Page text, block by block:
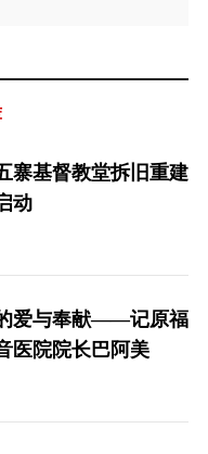
寨基督教堂拆旧重建
动
爱与奉献——记原福
医院院长巴阿美